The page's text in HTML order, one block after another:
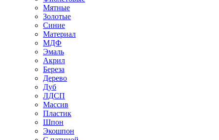
Мятные
Золотые
Синие
Материал
МДФ
Эмаль
Акрил
Береза
Дерево
Дуб
ЛДСП
Массив
Пластик
Шпон
Экошпон